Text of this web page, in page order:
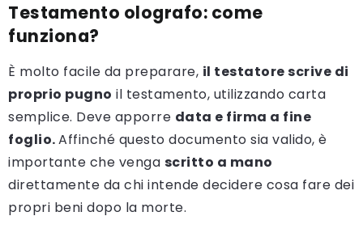
Testamento olografo: come
funziona?
È molto facile da preparare, il testatore scrive di
proprio pugno il testamento, utilizzando carta
semplice. Deve apporre data e firma a fine
foglio.Affinché questo documento sia valido, è
importante che venga scritto a mano
direttamente da chi intende decidere cosa fare dei
propri beni dopo la morte.